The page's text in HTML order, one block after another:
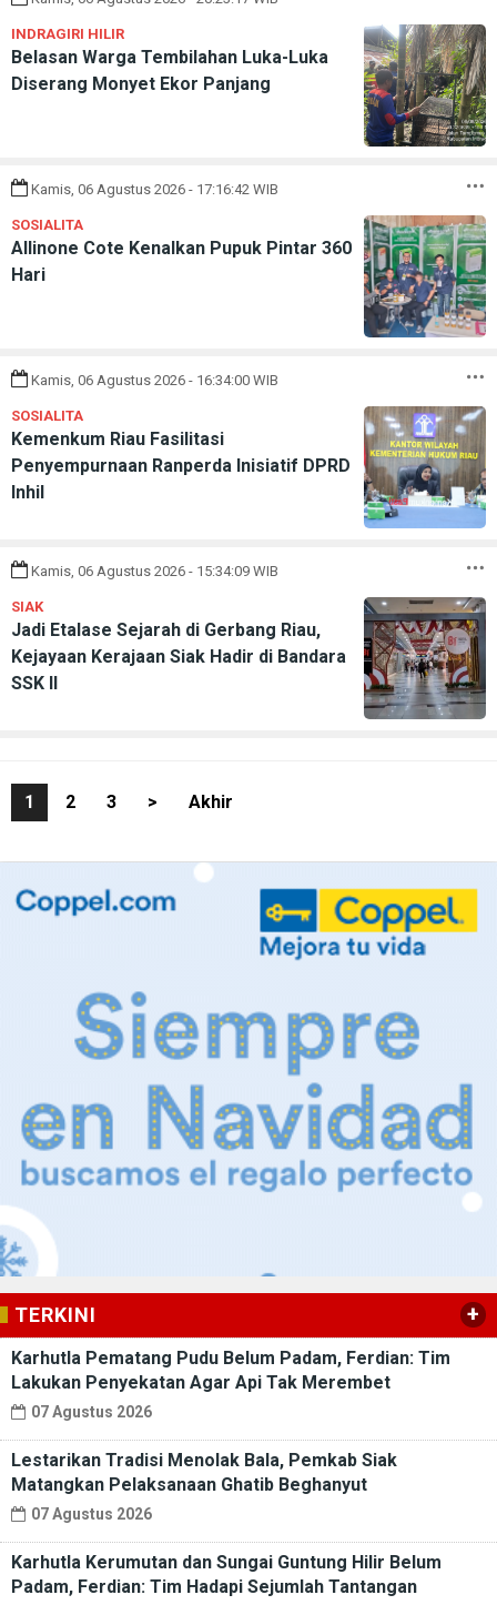
INDRAGIRI HILIR
Belasan Warga Tembilahan Luka-Luka
Diserang Monyet Ekor Panjang
Kamis, 06 Agustus 2026 - 17:16:42 WIB
SOSIALITA
Allinone Cote Kenalkan Pupuk Pintar 360
Hari
Kamis, 06 Agustus 2026 - 16:34:00 WIB
SOSIALITA
Kemenkum Riau Fasilitasi
Penyempurnaan Ranperda Inisiatif DPRD
Inhil
Kamis, 06 Agustus 2026 - 15:34:09 WIB
SIAK
Jadi Etalase Sejarah di Gerbang Riau,
Kejayaan Kerajaan Siak Hadir di Bandara
SSK II
1 2 3 > Akhir
TERKINI +
Karhutla Pematang Pudu Belum Padam, Ferdian: Tim
Lakukan Penyekatan Agar Api Tak Merembet
07 Agustus 2026
Lestarikan Tradisi Menolak Bala, Pemkab Siak
Matangkan Pelaksanaan Ghatib Beghanyut
07 Agustus 2026
Karhutla Kerumutan dan Sungai Guntung Hilir Belum
Padam, Ferdian: Tim Hadapi Sejumlah Tantangan